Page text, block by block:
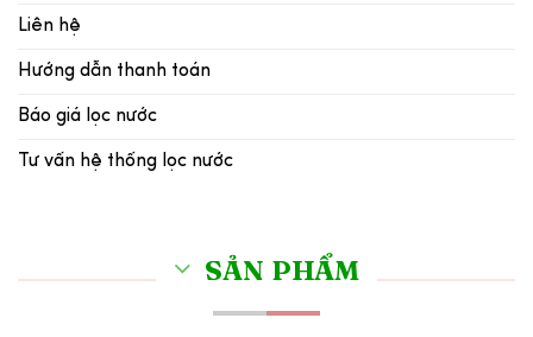
Liên hệ
Hướng dẫn thanh toán
Báo giá lọc nước
Tư vấn hệ thống lọc nước
SẢN PHẨM